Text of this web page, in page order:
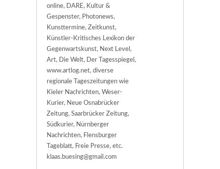
online, DARE, Kultur &
Gespenster, Photonews,
Kunsttermine, Zeitkunst,
Künstler-Kritisches Lexikon der
Gegenwartskunst, Next Level,
Art, Die Welt, Der Tagesspiegel,
www.artlog.net, diverse
regionale Tageszeitungen wie
Kieler Nachrichten, Weser-
Kurier, Neue Osnabrücker
Zeitung, Saarbrücker Zeitung,
Südkurier, Nürnberger
Nachrichten, Flensburger
Tageblatt, Freie Presse, etc.
klaas.buesing@gmail.com